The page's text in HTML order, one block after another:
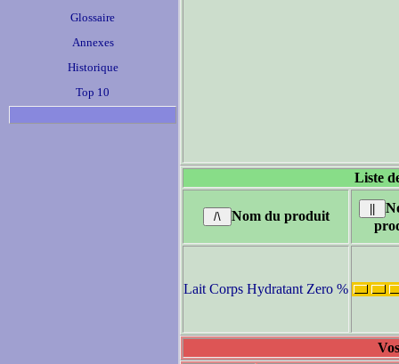
Glossaire
Annexes
Historique
Top 10
Liste
Nom du produit
Lait Corps Hydratant Zero %